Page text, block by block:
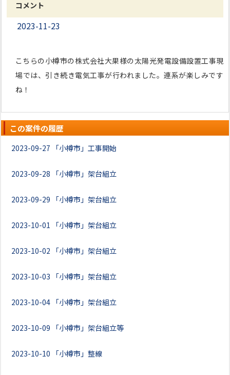
コメント
2023-11-23
こちらの小樽市の株式会社大果様の太陽光発電設備設置工事現
場では、引き続き電気工事が行われました。連系が楽しみです
ね！
この案件の履歴
2023-09-27 「小樽市」工事開始
2023-09-28 「小樽市」架台組立
2023-09-29 「小樽市」架台組立
2023-10-01 「小樽市」架台組立
2023-10-02 「小樽市」架台組立
2023-10-03 「小樽市」架台組立
2023-10-04 「小樽市」架台組立
2023-10-09 「小樽市」架台組立等
2023-10-10 「小樽市」整線